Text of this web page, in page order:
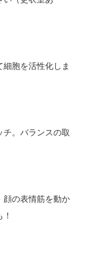
胞を活性化しま
。バランスの取
顔の表情筋を動か